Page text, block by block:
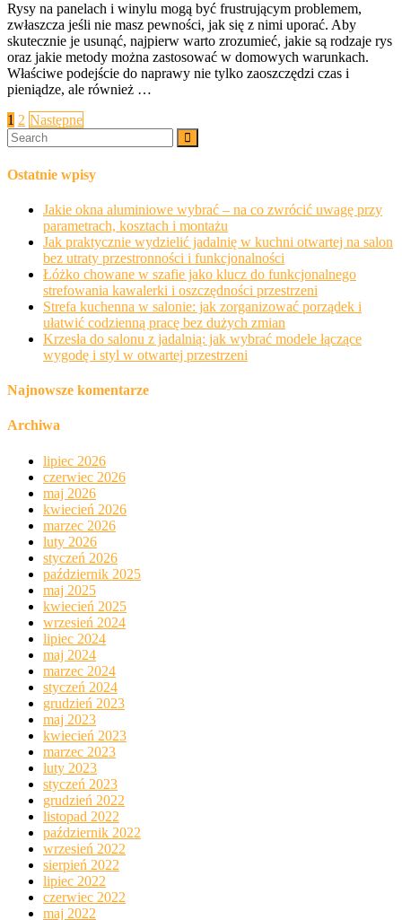
Rysy na panelach i winylu mogą być frustrującym problemem,
zwłaszcza jeśli nie masz pewności, jak się z nimi uporać. Aby
skutecznie je usunąć, najpierw warto zrozumieć, jakie są rodzaje rys
oraz jakie metody można zastosować w domowych warunkach.
Właściwe podejście do naprawy nie tylko zaoszczędzi czas i
pieniądze, ale również …
Stronicowanie
wpisów
1 2 Następne
Ostatnie wpisy
Jakie okna aluminiowe wybrać – na co zwrócić uwagę przy
parametrach, kosztach i montażu
Jak praktycznie wydzielić jadalnię w kuchni otwartej na salon
bez utraty przestronności i funkcjonalności
Łóżko chowane w szafie jako klucz do funkcjonalnego
strefowania kawalerki i oszczędności przestrzeni
Strefa kuchenna w salonie: jak zorganizować porządek i
ułatwić codzienną pracę bez dużych zmian
Krzesła do salonu z jadalnią: jak wybrać modele łączące
wygodę i styl w otwartej przestrzeni
Najnowsze komentarze
Archiwa
lipiec 2026
czerwiec 2026
maj 2026
kwiecień 2026
marzec 2026
luty 2026
styczeń 2026
październik 2025
maj 2025
kwiecień 2025
wrzesień 2024
lipiec 2024
maj 2024
marzec 2024
styczeń 2024
grudzień 2023
maj 2023
kwiecień 2023
marzec 2023
luty 2023
styczeń 2023
grudzień 2022
listopad 2022
październik 2022
wrzesień 2022
sierpień 2022
lipiec 2022
czerwiec 2022
maj 2022